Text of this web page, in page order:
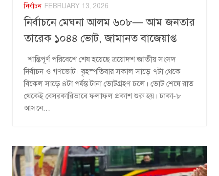
নির্বাচন FEBRUARY 13, 2026
নির্বাচনে মেঘনা আলম ৬০৮— আম জনতার
তারেক ১০৪৪ ভোট, জামানত বাজেয়াপ্ত
শান্তিপূর্ণ পরিবেশে শেষ হয়েছে ত্রয়োদশ জাতীয় সংসদ
নির্বাচন ও গণভোট। বৃহস্পতিবার সকাল সাড়ে ৭টা থেকে
বিকেল সাড়ে ৪টা পর্যন্ত টানা ভোটগ্রহণ চলে। ভোট শেষে রাত
থেকেই বেসরকারিভাবে ফলাফল প্রকাশ শুরু হয়। ঢাকা-৮
আসনে...